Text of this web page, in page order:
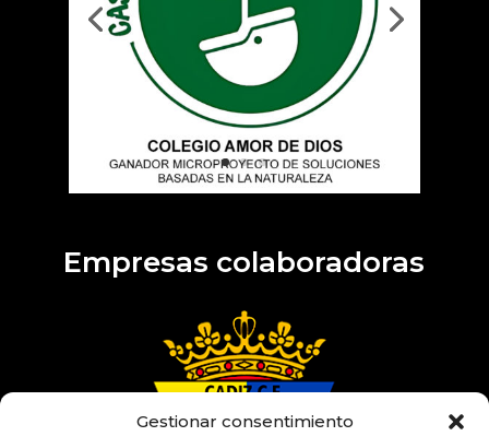
Gestionar consentimiento
Empresas colaboradoras